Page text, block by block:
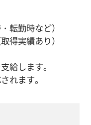
転勤時など）
得実績あり）
給します。
れます。